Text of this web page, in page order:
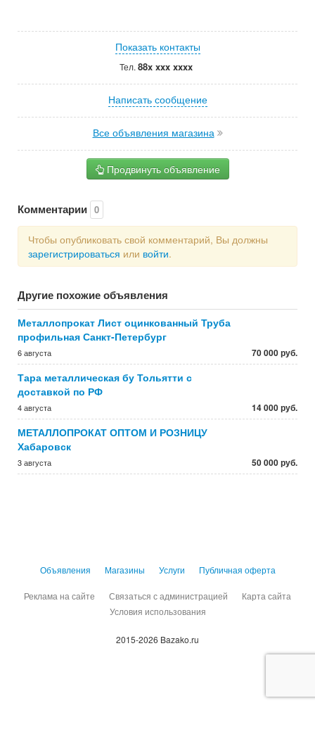
Показать контакты
Тел. 88x xxx xxxx
Написать сообщение
Все объявления магазина
Продвинуть объявление
Комментарии 0
Чтобы опубликовать свой комментарий, Вы должны
зарегистрироваться или войти.
Другие похожие объявления
Металлопрокат Лист оцинкованный Труба
профильная Санкт-Петербург
6 августа 70 000 руб.
Тара металлическая бу Тольятти с
доставкой по РФ
4 августа 14 000 руб.
МЕТАЛЛОПРОКАТ ОПТОМ И РОЗНИЦУ
Хабаровск
3 августа 50 000 руб.
Объявления Магазины Услуги Публичная оферта
Реклама на сайте Связаться с администрацией
Карта сайта
Условия использования
2015-2026 Bazako.ru